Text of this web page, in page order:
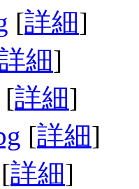
[詳細]
細]
[詳細]
[詳細]
[詳細]